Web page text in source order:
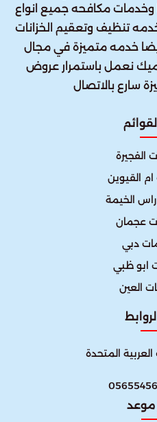
وخدمات مكافحه جميع انواع
تنظيف وتعقيم الخزانات
خدمه متميزة في مجال
نعمل باستمرار عروض
سارع بالاتصال
الفجيرة
القيوين
الخيمة
عجمان
دبي
ابو ظبي
العين
العربية المتحدة​
موعد